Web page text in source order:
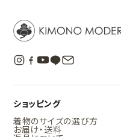
ショッピング
着物のサイズの選び方
お届け・送料